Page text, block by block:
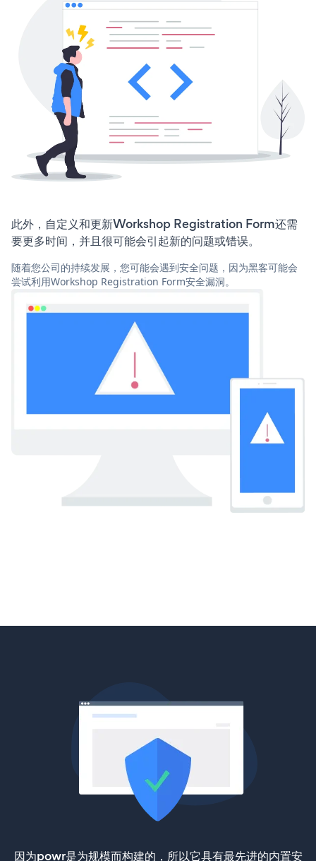
此外，自定义和更新Workshop Registration Form还需
要更多时间，并且很可能会引起新的问题或错误。
随着您公司的持续发展，您可能会遇到安全问题，因为黑客可能会
尝试利用Workshop Registration Form安全漏洞。
因为powr是为规模而构建的，所以它具有最先进的内置安